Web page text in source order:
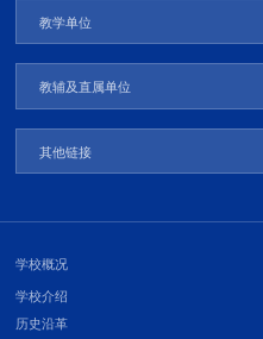
教学单位
教辅及直属单位
其他链接
学校概况
学校介绍
历史沿革